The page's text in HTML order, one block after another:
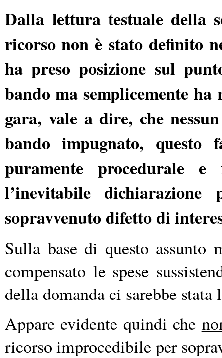
Dalla lettura testuale della
ricorso non è stato definito
ha preso posizione sul
bando ma semplicemente ha
gara, vale a dire, che
bando impugnato,
puramente procedurale
l’inevitabile
sopravvenuto difetto di
Sulla base di questo assunto
compensato le spese
della domanda ci sarebbe stata
Appare evidente quindi che
ricorso improcedibile per